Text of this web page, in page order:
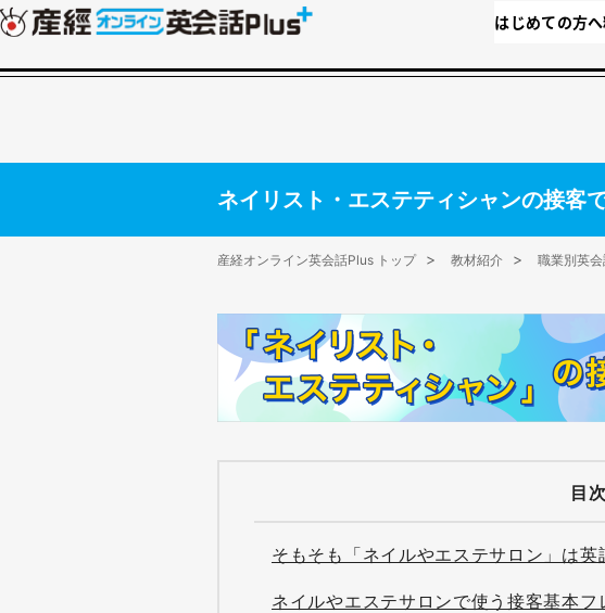
はじめての方へ
ネイリスト・エステティシャンの接客
産経オンライン英会話Plus トップ 教材紹介 職業別英
目次
そもそも「ネイルやエステサロン」は英
ネイルやエステサロンで使う接客基本フ